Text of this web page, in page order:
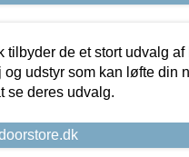
tilbyder de et stort udvalg
og udstyr som kan løfte din
se deres udvalg.